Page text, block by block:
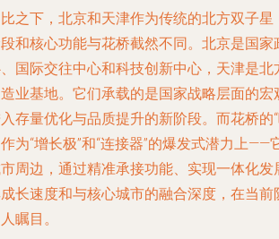
之下，北京和天津作为传统的北方双子
和核心功能与花桥截然不同。北京是国家
国际交往中心和科技创新中心，天津是
业基地。它们承载的是国家战略层面的
存量优化与品质提升的新阶段。而花桥的
为“增长极”和“连接器”的爆发式潜力上——
周边，通过精准承接功能、实现一体化
长速度和与核心城市的融合深度，在当
瞩目。